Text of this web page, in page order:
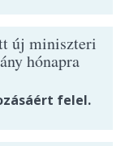
új miniszteri
hónapra
felel.